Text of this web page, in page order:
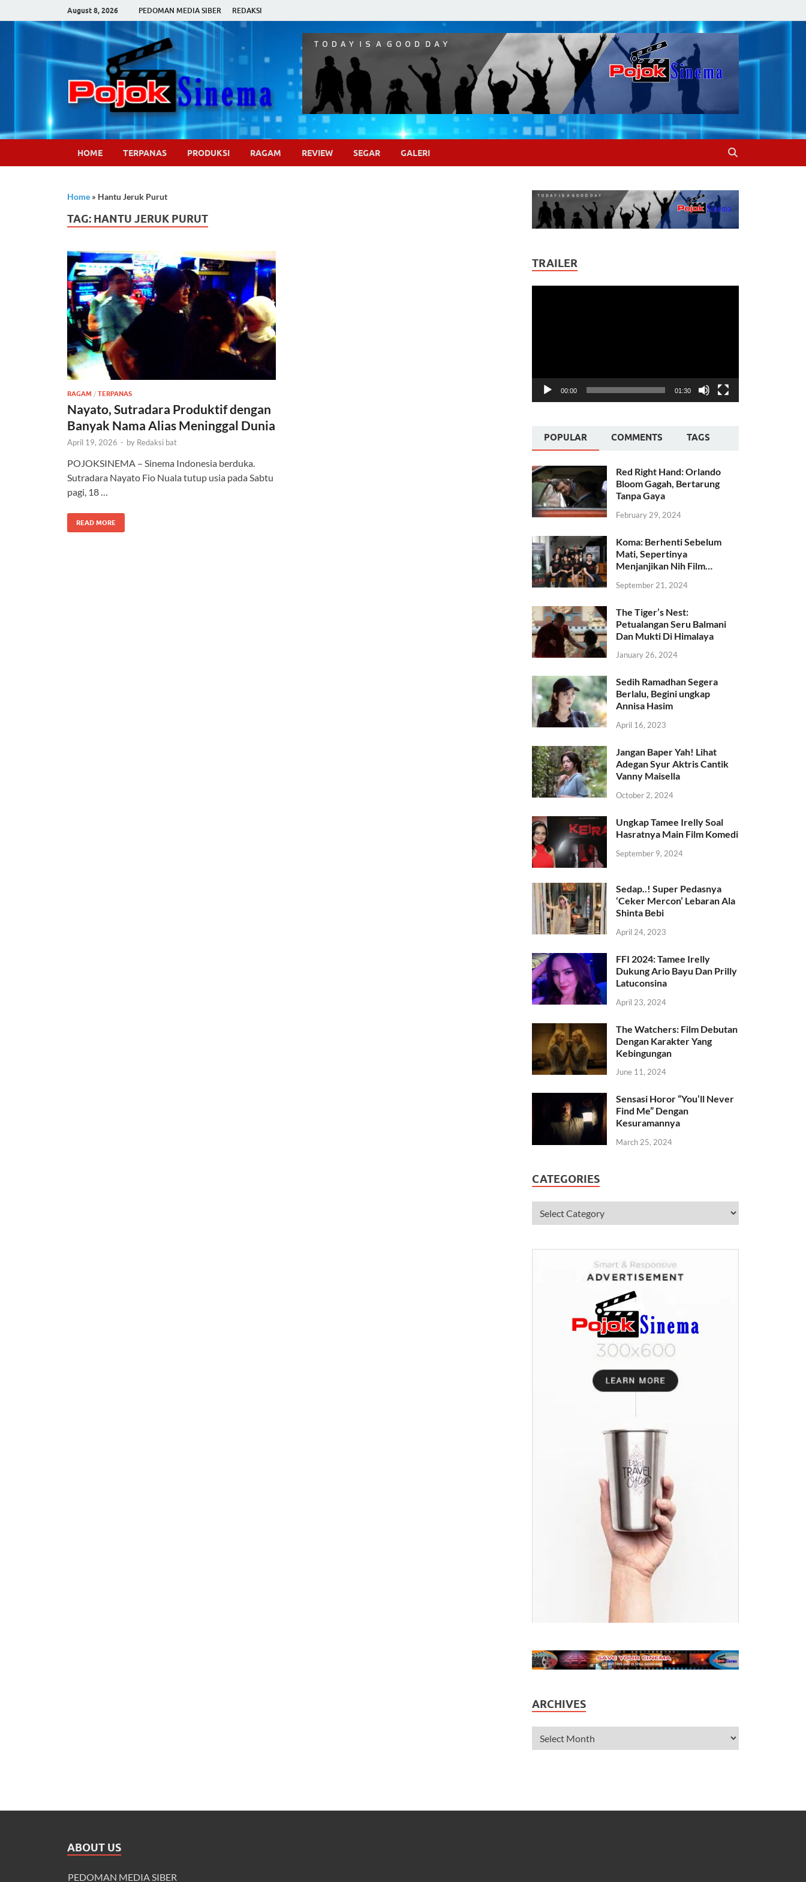
August 8, 2026 PEDOMAN MEDIA SIBER REDAKSI
Pojok Sinema
HOME TERPANAS PRODUKSI RAGAM REVIEW SEGAR GALERI
Home » Hantu Jeruk Purut
TAG: HANTU JERUK PURUT
RAGAM / TERPANAS
Nayato, Sutradara Produktif dengan
Banyak Nama Alias Meninggal Dunia
April 19, 2026 - by Redaksi bat
POJOKSINEMA – Sinema Indonesia berduka.
Sutradara Nayato Fio Nuala tutup usia pada Sabtu
pagi, 18 …
READ MORE
TRAILER
00:00 01:30
POPULAR COMMENTS TAGS
Red Right Hand: Orlando
Bloom Gagah, Bertarung
Tanpa Gaya
February 29, 2024
Koma: Berhenti Sebelum
Mati, Sepertinya
Menjanjikan Nih Film…
September 21, 2024
The Tiger’s Nest:
Petualangan Seru Balmani
Dan Mukti Di Himalaya
January 26, 2024
Sedih Ramadhan Segera
Berlalu, Begini ungkap
Annisa Hasim
April 16, 2023
Jangan Baper Yah! Lihat
Adegan Syur Aktris Cantik
Vanny Maisella
October 2, 2024
Ungkap Tamee Irelly Soal
Hasratnya Main Film Komedi
September 9, 2024
Sedap..! Super Pedasnya
‘Ceker Mercon’ Lebaran Ala
Shinta Bebi
April 24, 2023
FFI 2024: Tamee Irelly
Dukung Ario Bayu Dan Prilly
Latuconsina
April 23, 2024
The Watchers: Film Debutan
Dengan Karakter Yang
Kebingungan
June 11, 2024
Sensasi Horor “You’ll Never
Find Me” Dengan
Kesuramannya
March 25, 2024
CATEGORIES
ARCHIVES
ABOUT US
PEDOMAN MEDIA SIBER